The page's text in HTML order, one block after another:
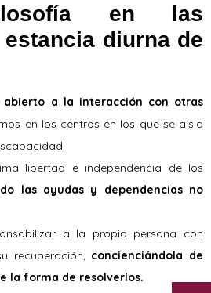
en las
diurna de
abierto a la interacción con otras
en los centros en los que se aísla
libertad e independencia de los
las ayudas y dependencias no
a la propia persona con
recuperación, concienciándola de
la forma de resolverlos.